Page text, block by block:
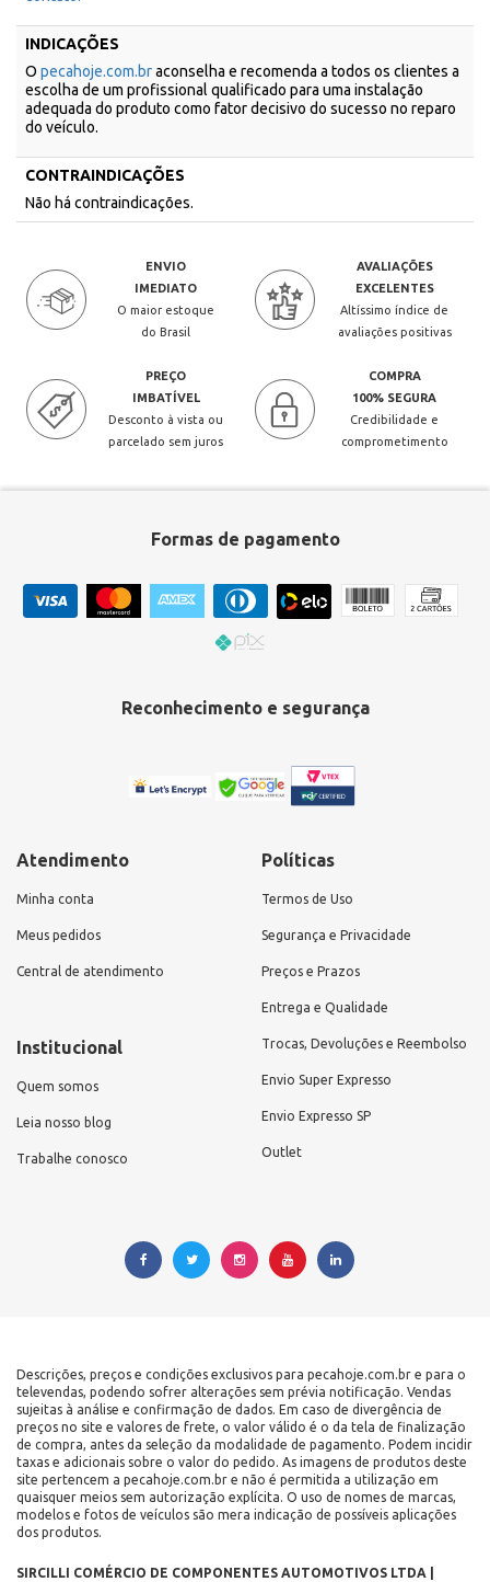
INDICAÇÕES
O pecahoje.com.braconselha e recomenda a todos os clientes a
escolha de um profissional qualificado para uma instalação
adequada do produto como fator decisivo do sucesso no reparo
do veículo.
CONTRAINDICAÇÕES
Não há contraindicações.
ENVIO
IMEDIATO
O maior estoque
do Brasil
AVALIAÇÕES
EXCELENTES
Altíssimo índice de
avaliações positivas
PREÇO
IMBATÍVEL
Desconto à vista ou
parcelado sem juros
COMPRA
100% SEGURA
Credibilidade e
comprometimento
Formas de pagamento
Reconhecimento e segurança
Atendimento
Minha conta
Meus pedidos
Central de atendimento
Institucional
Quem somos
Leia nosso blog
Trabalhe conosco
Políticas
Termos de Uso
Segurança e Privacidade
Preços e Prazos
Entrega e Qualidade
Trocas, Devoluções e Reembolso
Envio Super Expresso
Envio Expresso SP
Outlet
Descrições, preços e condições exclusivos para pecahoje.com.br e para o
televendas, podendo sofrer alterações sem prévia notificação. Vendas
sujeitas à análise e confirmação de dados. Em caso de divergência de
preços no site e valores de frete, o valor válido é o da tela de finalização
de compra, antes da seleção da modalidade de pagamento. Podem incidir
taxas e adicionais sobre o valor do pedido. As imagens de produtos deste
site pertencem a pecahoje.com.br e não é permitida a utilização em
quaisquer meios sem autorização explícita. O uso de nomes de marcas,
modelos e fotos de veículos são mera indicação de possíveis aplicações
dos produtos.
SIRCILLI COMÉRCIO DE COMPONENTES AUTOMOTIVOS LTDA |